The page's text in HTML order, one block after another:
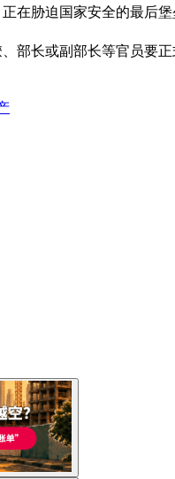
在胁迫国家安全的最后
部长或副部长等官员要